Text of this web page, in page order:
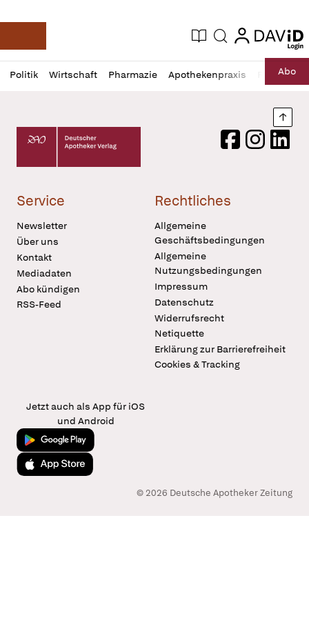
Deutsche Apotheker Zeitung
Aktuelle Ausgabe
Suche login
login
Politik Wirtschaft Pharmazie Apothekenpraxis RechtAbo
Profil
öffnen
Daz
Pur
Deutscher Apotheker Verlag Logo
FacebookInstagram
Service
Newsletter
Über uns
Kontakt
Mediadaten
Abo kündigen
RSS-Feed
Rechtliches
Allgemeine
Geschäftsbedingungen
Allgemeine
Nutzungsbedingungen
Impressum
Datenschutz
Widerrufsrecht
Netiquette
Erklärung zur Barrierefreiheit
Cookies & Tracking
Jetzt auch als App für iOS
und Android
Jetzt bei Google Play
Laden im App Store
© 2026 Deutsche Apotheker Zeitung